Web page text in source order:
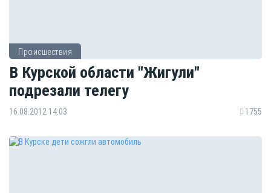
Происшествия
В Курской области "Жигули"
подрезали телегу
16.08.2012 14:03 1755